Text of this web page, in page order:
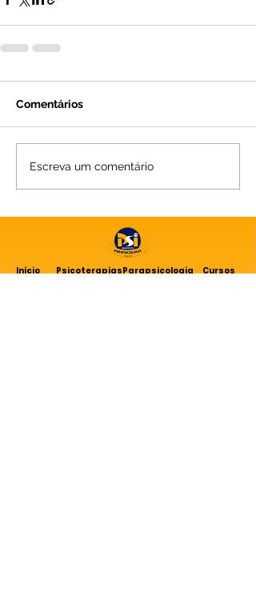
Comentários
Escreva um comentário
Início PsicoterapiasParapsicologia
Cursos